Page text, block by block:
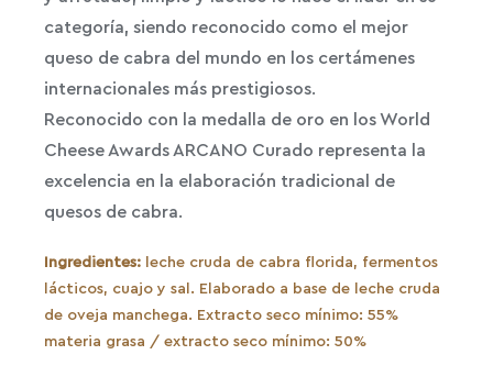
categoría, siendo reconocido como el mejor
queso de cabra del mundo en los certámenes
internacionales más prestigiosos.
Reconocido con la medalla de oro en los World
Cheese Awards ARCANO Curado representa la
excelencia en la elaboración tradicional de
quesos de cabra.
Ingredientes:leche cruda de cabra florida, fermentos
lácticos, cuajo y sal. Elaborado a base de leche cruda
de oveja manchega. Extracto seco mínimo: 55%
materia grasa / extracto seco mínimo: 50%